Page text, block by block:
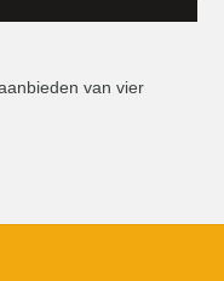
van vier